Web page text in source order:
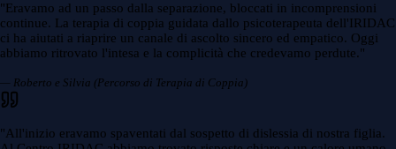
"Eravamo ad un passo dalla separazione, bloccati in incomprensioni
continue. La terapia di coppia guidata dallo psicoterapeuta dell'IRIDAC
ci ha aiutati a riaprire un canale di ascolto sincero ed empatico. Oggi
abbiamo ritrovato l'intesa e la complicità che credevamo perdute."
— Roberto e Silvia (Percorso di Terapia di Coppia)
"All'inizio eravamo spaventati dal sospetto di dislessia di nostra figlia.